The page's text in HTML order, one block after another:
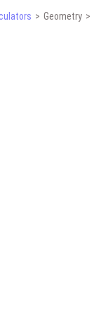
Geometry